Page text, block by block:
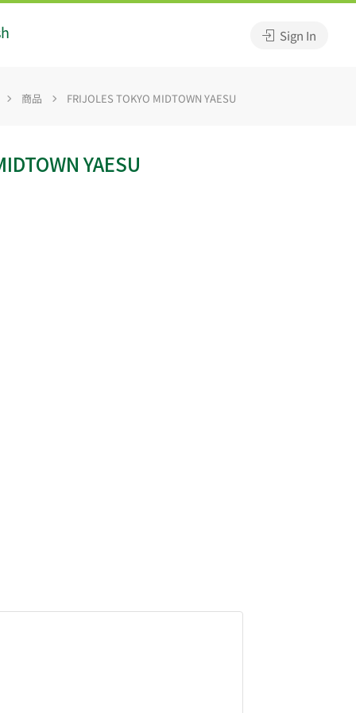
Sign In
商品 FRIJOLES TOKYO MIDTOWN YAESU
YAESU